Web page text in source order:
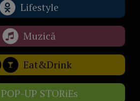
Lifestyle
Muzică
Eat&Drink
POP-UP STORiEs